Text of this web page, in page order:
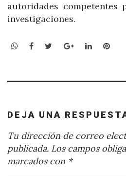
autoridades competentes
investigaciones.
WhatsApp
Facebook
TwitterGoogle+LinkedIn
DEJA UNA
Tu dirección de correo
publicada. Los campos
marcados con *